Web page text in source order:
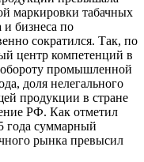
маркировки табачных
и бизнеса по
сократился. Так, по
центр компетенций в
обороту промышленной
доля нелегального
продукции в стране
РФ. Как отметил
года суммарный
рынка превысил